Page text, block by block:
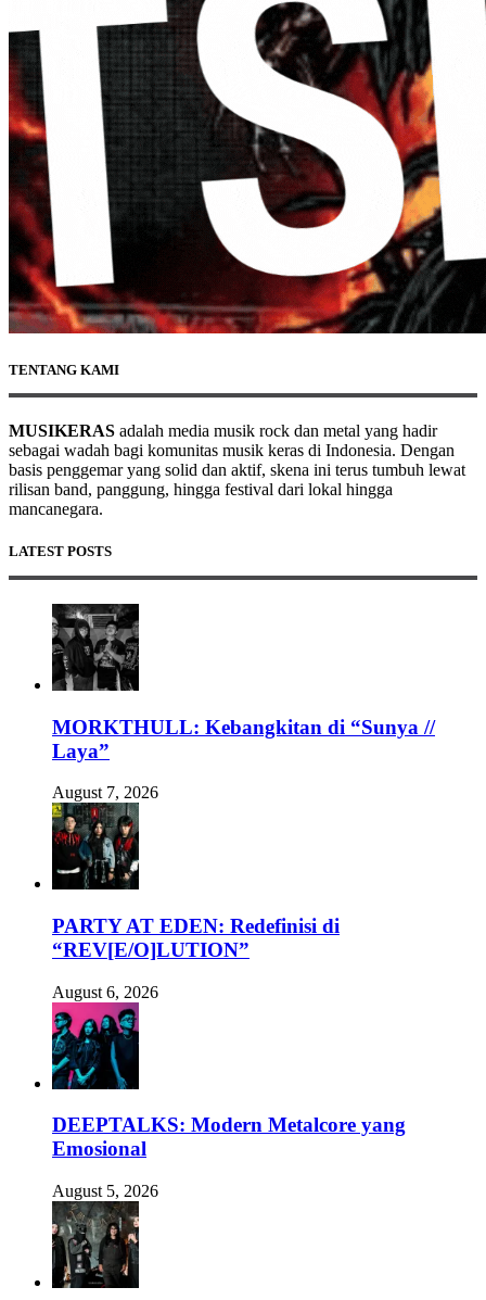
TENTANG KAMI
MUSIKERAS adalah media musik rock dan metal yang hadir
sebagai wadah bagi komunitas musik keras di Indonesia. Dengan
basis penggemar yang solid dan aktif, skena ini terus tumbuh lewat
rilisan band, panggung, hingga festival dari lokal hingga
mancanegara.
LATEST POSTS
MORKTHULL: Kebangkitan di “Sunya //
Laya”
August 7, 2026
PARTY AT EDEN: Redefinisi di
“REV[E/O]LUTION”
August 6, 2026
DEEPTALKS: Modern Metalcore yang
Emosional
August 5, 2026